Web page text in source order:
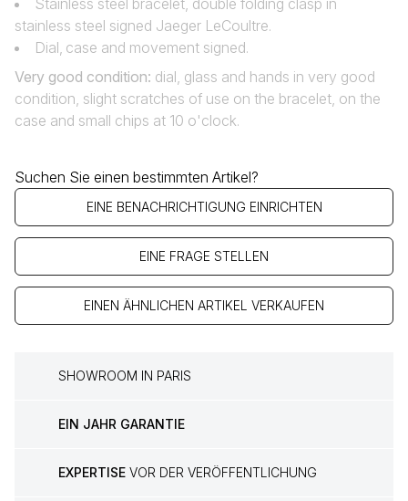
Stainless steel bracelet, double folding clasp in
stainless steel signed Jaeger LeCoultre.
Dial‚ case and movement signed.
Very good condition: dial, glass and hands in very good
condition, slight scratches of use on the bracelet, on the
case and small chips at 10 o'clock.
Suchen Sie einen bestimmten Artikel?
EINE BENACHRICHTIGUNG EINRICHTEN
EINE FRAGE STELLEN
EINEN ÄHNLICHEN ARTIKEL VERKAUFEN
SHOWROOM IN PARIS
EIN JAHR GARANTIE
EXPERTISE VOR DER VERÖFFENTLICHUNG